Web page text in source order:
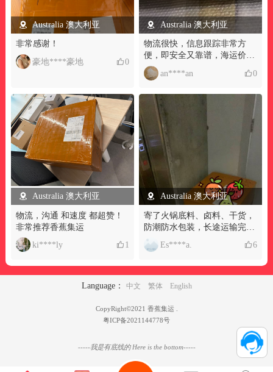
Australia 澳大利亚
非常感谢！
豪地****豪地
0
Australia 澳大利亚
物流很快，信息跟踪非常方
便，即安全又靠谱，海运价格
透明，全程服务周到，为公司
点赞�！
an****an 0
Australia 澳大利亚
物流，沟通 和速度 都超赞！
非常推荐香蕉集运
ki****ly
1
Australia 澳大利亚
寄了火锅底料、卤料、干货，
防潮防水包装，长途运输完全
无破损，想吃中餐再也不用心
疼国外溢价，中美集运幸福感
Es****a. 6
Language： 中文 繁体 English
CopyRight©2021 香蕉集运 .
粤ICP备2021144778号
-----我是有底线的 Here is the bottom-----